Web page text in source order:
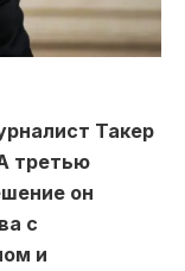
Такер
третью
он
с
и